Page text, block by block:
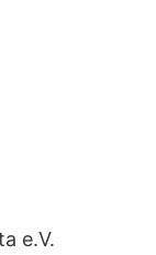
e.V.